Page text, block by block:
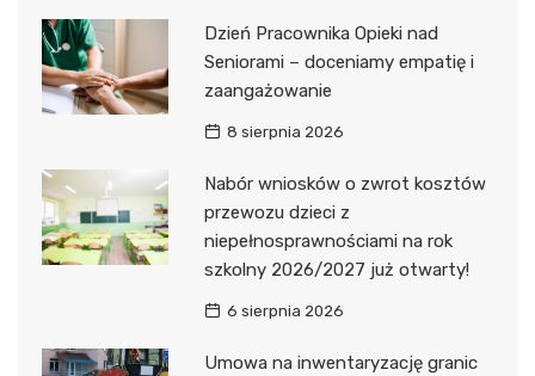
Dzień Pracownika Opieki nad
Seniorami – doceniamy empatię i
zaangażowanie
8 sierpnia 2026
Nabór wniosków o zwrot kosztów
przewozu dzieci z
niepełnosprawnościami na rok
szkolny 2026/2027 już otwarty!
6 sierpnia 2026
Umowa na inwentaryzację granic